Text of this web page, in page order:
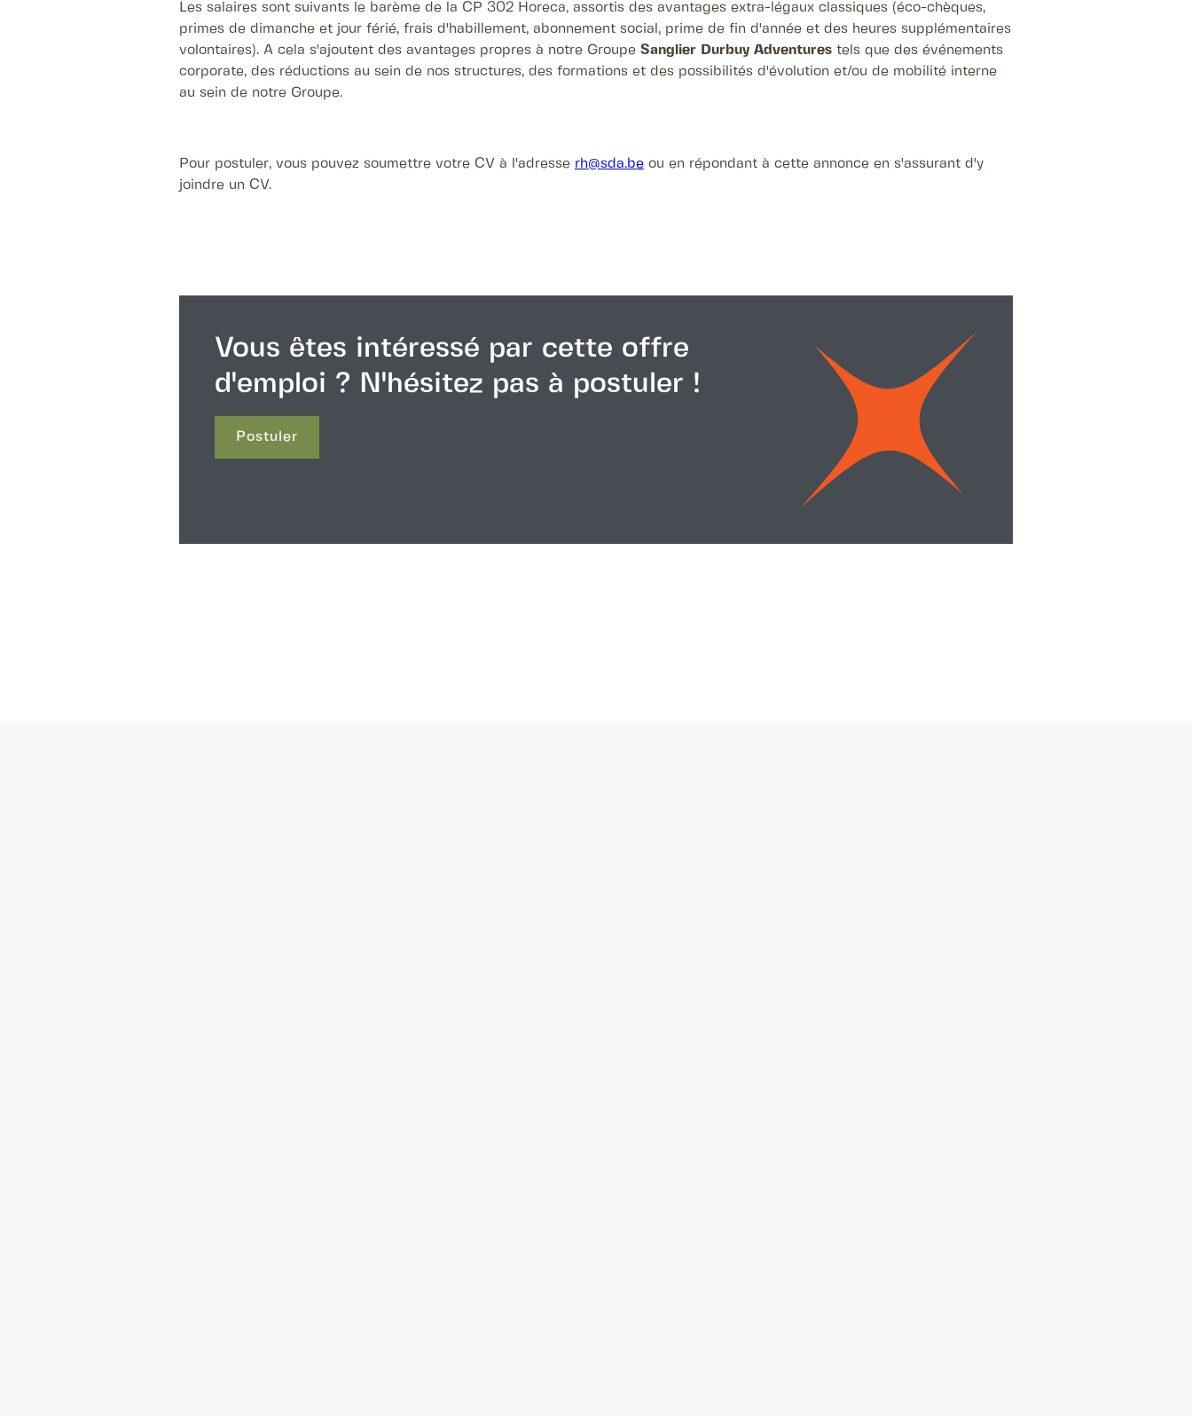
Les salaires sont suivants le barème de la CP 302 Horeca, assortis des avantages extra-légaux classiques (éco-chèques,
primes de dimanche et jour férié, frais d'habillement, abonnement social, prime de fin d'année et des heures supplémentaires
volontaires). A cela s'ajoutent des avantages propres à notre Groupe Sanglier Durbuy Adventures tels que des événements
corporate, des réductions au sein de nos structures, des formations et des possibilités d'évolution et/ou de mobilité interne
au sein de notre Groupe.
Pour postuler, vous pouvez soumettre votre CV à l'adresse rh@sda.be ou en répondant à cette annonce en s'assurant d'y
joindre un CV.
Vous êtes intéressé par cette offre
d'emploi ? N'hésitez pas à postuler !
Postuler